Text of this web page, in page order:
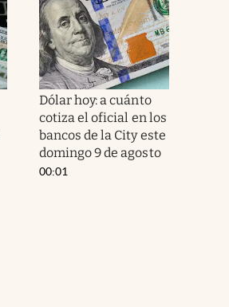
Dólar hoy: a cuánto
cotiza el oficial en los
bancos de la City este
domingo 9 de agosto
00:01